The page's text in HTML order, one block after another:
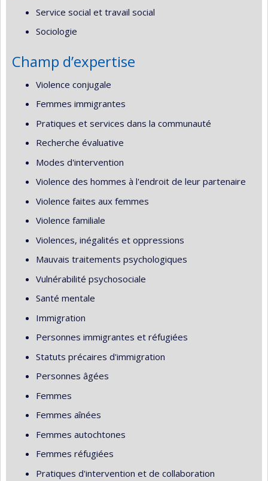
Service social et travail social
Sociologie
Champ d’expertise
Violence conjugale
Femmes immigrantes
Pratiques et services dans la communauté
Recherche évaluative
Modes d'intervention
Violence des hommes à l'endroit de leur partenaire
Violence faites aux femmes
Violence familiale
Violences, inégalités et oppressions
Mauvais traitements psychologiques
Vulnérabilité psychosociale
Santé mentale
Immigration
Personnes immigrantes et réfugiées
Statuts précaires d'immigration
Personnes âgées
Femmes
Femmes aînées
Femmes autochtones
Femmes réfugiées
Pratiques d'intervention et de collaboration